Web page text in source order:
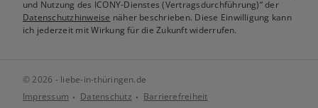
und Nutzung des ICONY-Dienstes (Vertragsdurchführung)“ der
Datenschutzhinweise näher beschrieben. Diese Einwilligung kann
ich jederzeit mit Wirkung für die Zukunft widerrufen.
© 2026 - liebe-in-thüringen.de
Impressum
Datenschutz Barrierefreiheit